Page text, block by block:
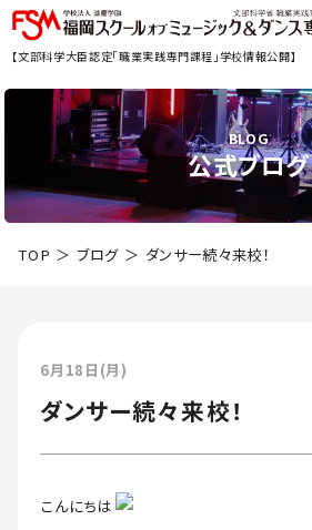
【文部科学大臣認定「職業実践専門課程」学校情報公開】
BLOG
公式ブログ
TOP ブログ ダンサー続々来校！
6月18日(月)
ダンサー続々来校！
こんにちは